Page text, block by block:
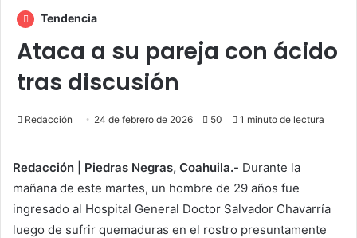
Tendencia
Ataca a su pareja con ácido
tras discusión
Redacción 24 de febrero de 2026 50 1 minuto de lectura
Redacción | Piedras Negras, Coahuila.- Durante la
mañana de este martes, un hombre de 29 años fue
ingresado al Hospital General Doctor Salvador Chavarría
luego de sufrir quemaduras en el rostro presuntamente